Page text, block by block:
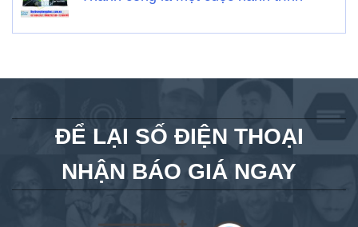
ĐỂ LẠI SỐ ĐIỆN THOẠI
NHẬN BÁO GIÁ NGAY